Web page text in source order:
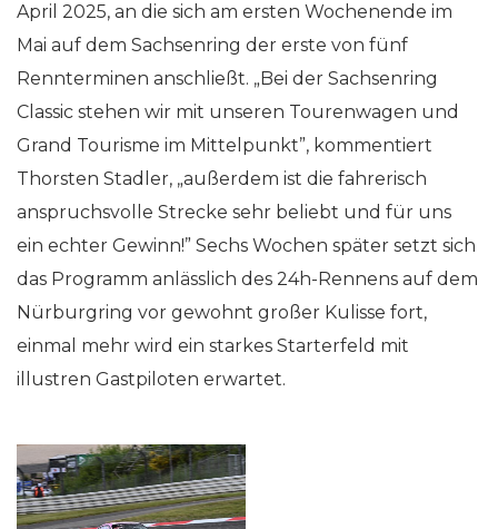
April 2025, an die sich am ersten Wochenende im
Mai auf dem Sachsenring der erste von fünf
Rennterminen anschließt. „Bei der Sachsenring
Classic stehen wir mit unseren Tourenwagen und
Grand Tourisme im Mittelpunkt”, kommentiert
Thorsten Stadler, „außerdem ist die fahrerisch
anspruchsvolle Strecke sehr beliebt und für uns
ein echter Gewinn!” Sechs Wochen später setzt sich
das Programm anlässlich des 24h-Rennens auf dem
Nürburgring vor gewohnt großer Kulisse fort,
einmal mehr wird ein starkes Starterfeld mit
illustren Gastpiloten erwartet.